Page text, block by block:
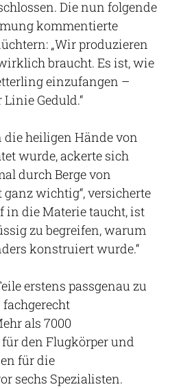
Die nun folgende
kommentierte
„Wir produzieren
braucht. Es ist, wie
einzufangen –
Geduld.“
heiligen Hände von
wurde, ackerte sich
durch Berge von
ganz wichtig“, versicherte
in die Materie taucht, ist
zu begreifen, warum
konstruiert wurde.“
erstens passgenau zu
als 7000
den Flugkörper und
für die
sechs Spezialisten.